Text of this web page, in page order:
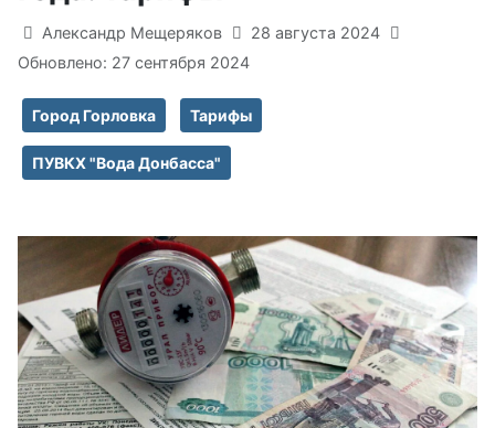
Информация о материале
Александр Мещеряков
28 августа 2024
Обновлено: 27 сентября 2024
Город Горловка Тарифы
ПУВКХ "Вода Донбасса"